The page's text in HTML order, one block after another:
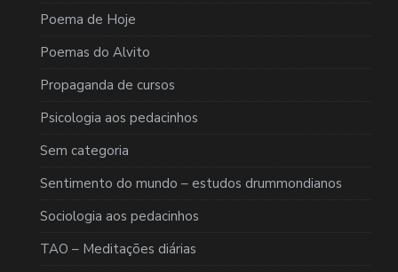
Poema de Hoje
Poemas do Alvito
Propaganda de cursos
Psicologia aos pedacinhos
Sem categoria
Sentimento do mundo – estudos drummondianos
Sociologia aos pedacinhos
TAO – Meditações diárias